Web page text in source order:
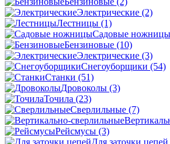
Электрические (2)
Лестницы (1)
Садовые ножницы
Бензиновые (10)
Электрические (3)
Снегоуборщики (54)
Станки (51)
Дровоколы (3)
Точила (23)
Сверлильные (7)
Рейсмусы (3)